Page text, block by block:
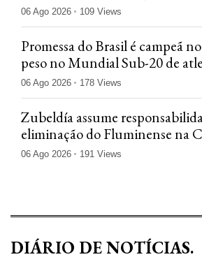
06 Ago 2026 109 Views
Promessa do Brasil é campeã
peso no Mundial Sub-20 de
06 Ago 2026 178 Views
Zubeldía assume
eliminação do Fluminense na
'Jogamos mal'
06 Ago 2026 191 Views
DIÁRIO DE NOTÍCIAS.